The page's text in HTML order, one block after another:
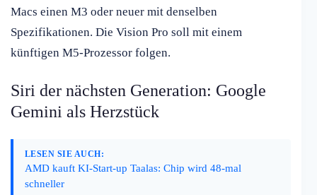
Macs einen M3 oder neuer mit denselben
Spezifikationen. Die Vision Pro soll mit einem
künftigen M5-Prozessor folgen.
Siri der nächsten Generation: Google
Gemini als Herzstück
LESEN SIE AUCH:
AMD kauft KI-Start-up Taalas: Chip wird 48-mal
schneller